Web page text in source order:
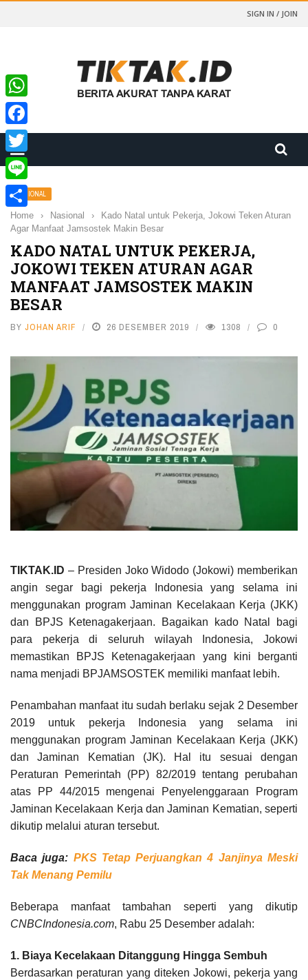
SIGN IN / JOIN
NASIONAL
Home › Nasional ›
Kado Natal untuk Pekerja, Jokowi Teken Aturan
Agar Manfaat Jamsostek Makin Besar
KADO NATAL UNTUK PEKERJA,
JOKOWI TEKEN ATURAN AGAR
MANFAAT JAMSOSTEK MAKIN
BESAR
BY JOHAN ARIF 26 DESEMBER 2019 1308 0
TIKTAK.ID – Presiden Joko Widodo (Jokowi) memberikan
angin segar bagi pekerja Indonesia yang selama ini
menggunakan program Jaminan Kecelakaan Kerja (JKK)
dan BPJS Ketenagakerjaan. Bagaikan kado Natal bagi
para pekerja di seluruh wilayah Indonesia, Jokowi
memastikan BPJS Ketenagakerjaan yang kini berganti
nama menjadi BPJAMSOSTEK memiliki manfaat lebih.
Penambahan manfaat itu sudah berlaku sejak 2 Desember
2019 untuk pekerja Indonesia yang selama ini
menggunakan program Jaminan Kecelakaan Kerja (JKK)
dan Jaminan Kematian (JK). Hal itu sesuai dengan
Peraturan Pemerintah (PP) 82/2019 tentang perubahan
atas PP 44/2015 mengenai Penyelenggaraan Program
Jaminan Kecelakaan Kerja dan Jaminan Kematian, seperti
dikutip melalui aturan tersebut.
Baca juga: PKS Tetap Perjuangkan 4 Janjinya Meski
Tak Menang Pemilu
Beberapa manfaat tambahan seperti yang dikutip
CNBCIndonesia.com, Rabu 25 Desember adalah:
1. Biaya Kecelakaan Ditanggung Hingga Sembuh
Berdasarkan peraturan yang diteken Jokowi, pekerja yang
WhatsApp
Facebook
Twitter
Line
Share